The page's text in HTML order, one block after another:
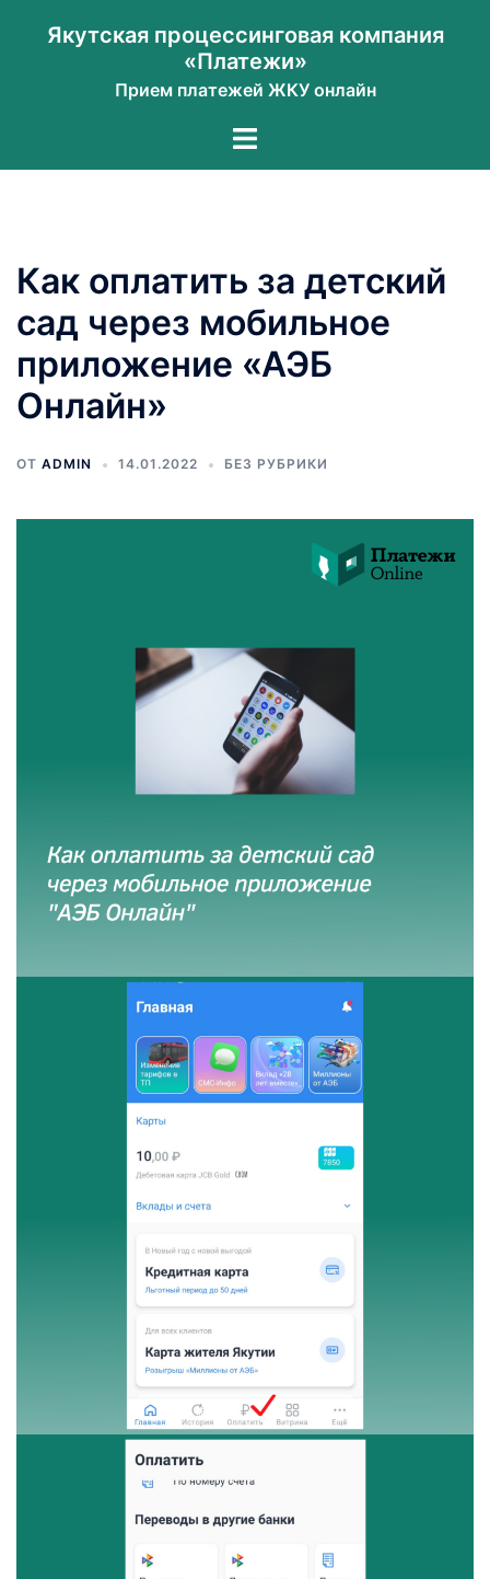
Якутская процессинговая компания
«Платежи»
Прием платежей ЖКУ онлайн
Переключатель
Как оплатить за детский
сад через мобильное
приложение «АЭБ
Онлайн»
ОТ ADMIN 14.01.2022 БЕЗ РУБРИКИ